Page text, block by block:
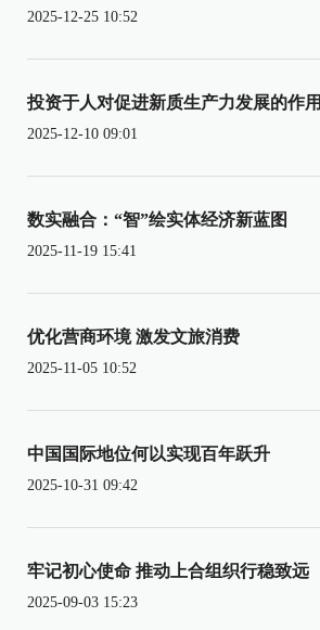
2025-12-25 10:52
投资于人对促进新质生产力发展的作用
2025-12-10 09:01
数实融合：“智”绘实体经济新蓝图
2025-11-19 15:41
优化营商环境 激发文旅消费
2025-11-05 10:52
中国国际地位何以实现百年跃升
2025-10-31 09:42
牢记初心使命 推动上合组织行稳致远
2025-09-03 15:23